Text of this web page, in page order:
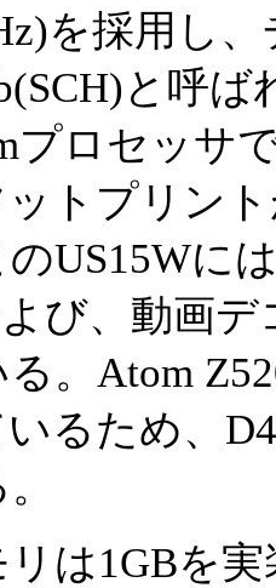
を採用し
と呼
プロセッサ
ットプリン
US15Wに
び、動画
。Atom
るため、
は1GBを